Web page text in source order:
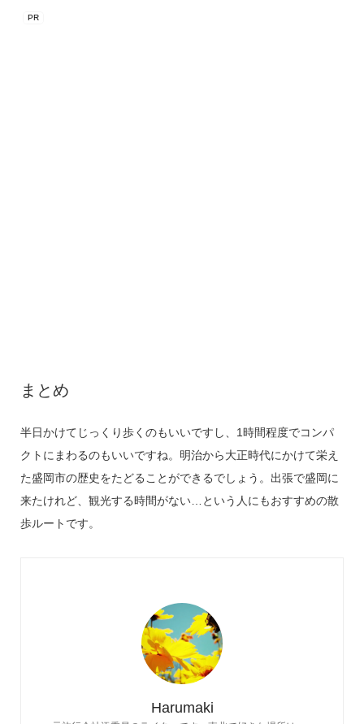
まとめ
半日かけてじっくり歩くのもいいですし、1時間程度でコンパ
クトにまわるのもいいですね。明治から大正時代にかけて栄え
た盛岡市の歴史をたどることができるでしょう。出張で盛岡に
来たけれど、観光する時間がない…という人にもおすすめの散
歩ルートです。
Harumaki